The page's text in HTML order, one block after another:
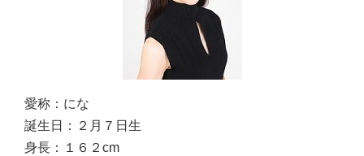
愛称： にな
誕生日：
２月７日生
身長：
１６２cm